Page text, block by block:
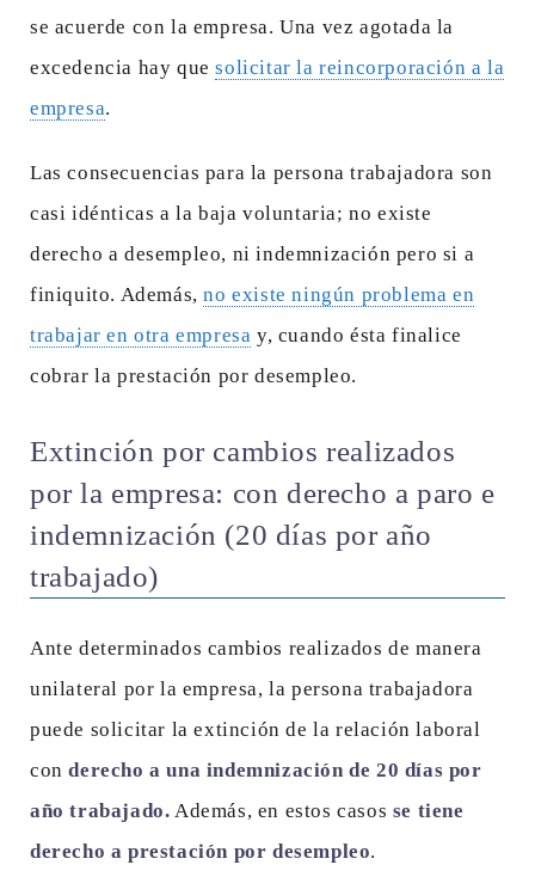
se acuerde con la empresa. Una vez agotada la
excedencia hay quesolicitar la reincorporación a la
empresa.
Las consecuencias para la persona trabajadora son
casi idénticas a la baja voluntaria; no existe
derecho a desempleo, ni indemnización pero si a
finiquito. Además,no existe ningún problema en
trabajar en otra empresa y, cuando ésta finalice
cobrar la prestación por desempleo.
Extinción por cambios realizados
por la empresa: con derecho a paro e
indemnización (20 días por año
trabajado)
Ante determinados cambios realizados de manera
unilateral por la empresa, la persona trabajadora
puede solicitar la extinción de la relación laboral
conderecho a una indemnización de 20 días por
año trabajado. Además, en estos casos se tiene
derecho a prestación por desempleo.